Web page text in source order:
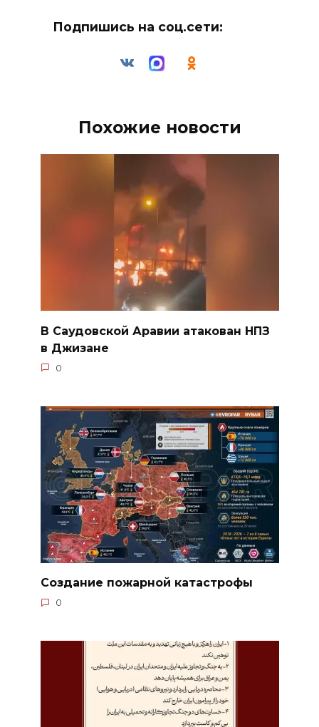
Подпишись на соц.сети:
Похожие новости
В Саудовской Аравии атакован НПЗ
в Джизане
0
Создание пожарной катастрофы
0